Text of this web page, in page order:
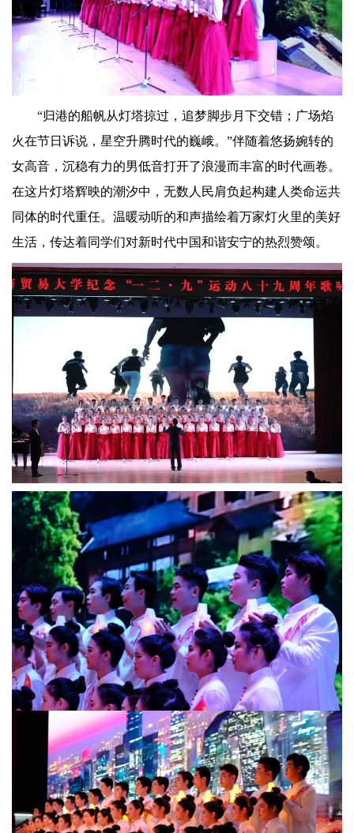
“归港的船帆从灯塔掠过，追梦脚步月下交错；广场焰
火在节日诉说，星空升腾时代的巍峨。”伴随着悠扬婉转的
女高音，沉稳有力的男低音打开了浪漫而丰富的时代画卷。
在这片灯塔辉映的潮汐中，无数人民肩负起构建人类命运共
同体的时代重任。温暖动听的和声描绘着万家灯火里的美好
生活，传达着同学们对新时代中国和谐安宁的热烈赞颂。